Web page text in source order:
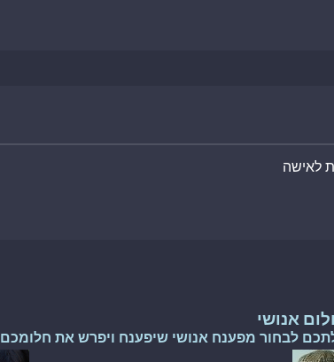
לאישה
אנושי
לבחור מפענח אנושי שיפענח ויפרש את חלומכם